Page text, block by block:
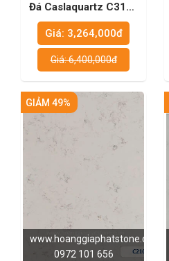
Đá Caslaquartz C3146
- Lựa chọn hoàn hảo
cho không gian sống
đẳng cấp
Giá: 3,264,000đ
Giá: 6,400,000đ
www.hoanggiaphatstone.com
0972 101 656
GIẢM 49%